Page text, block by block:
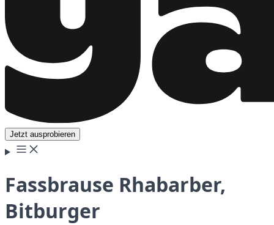
Jetzt ausprobieren
Fassbrause Rhabarber,
Bitburger